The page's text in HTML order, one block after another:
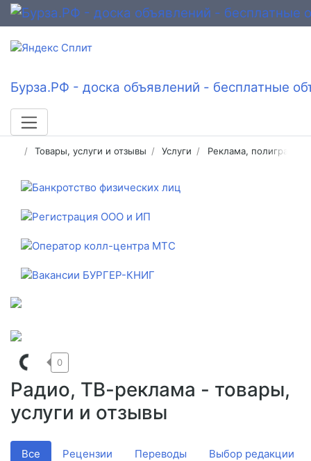
Бурза.РФ - доска объявлений - бесплатные
Товары, услуги и отзывы Услуги Реклама, полиграфия
Радио, ТВ-реклама - товары,
услуги и отзывы
0
Все Рецензии Переводы Выбор редакции